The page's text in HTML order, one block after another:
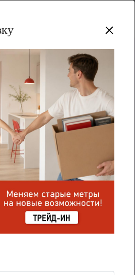
парковаться у
помещений в
имеет право оставить
бывает, что мест хватает
старой городской
жители начинают
детских площадках и
недовольство
до открытых конфликтов